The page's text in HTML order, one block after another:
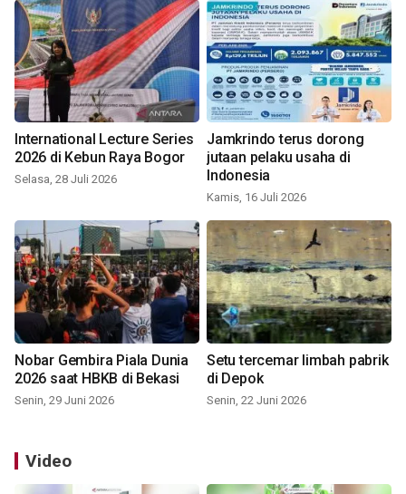
International Lecture Series
2026 di Kebun Raya Bogor
Selasa, 28 Juli 2026
Jamkrindo terus dorong
jutaan pelaku usaha di
Indonesia
Kamis, 16 Juli 2026
Nobar Gembira Piala Dunia
2026 saat HBKB di Bekasi
Senin, 29 Juni 2026
Setu tercemar limbah pabrik
di Depok
Senin, 22 Juni 2026
Video